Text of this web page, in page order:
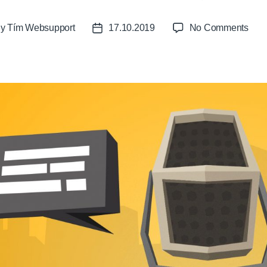
Tím Websupport
Post17.10.2019 No Commentson
F.